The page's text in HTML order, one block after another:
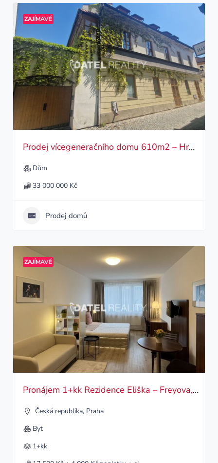
ZAJÍMAVÉ
Prodej vícegeneračního domu 610m2 – Hradební, České Budějovice
Dům
33 000 000 Kč
Prodej domů
ZAJÍMAVÉ
Pronájem 1+kk Rezidence Eliška – Freyova, Vysočany
Česká republika, Praha
Byt
1+kk